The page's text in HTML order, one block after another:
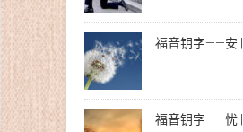
福音钥字——安
福音钥字——忧